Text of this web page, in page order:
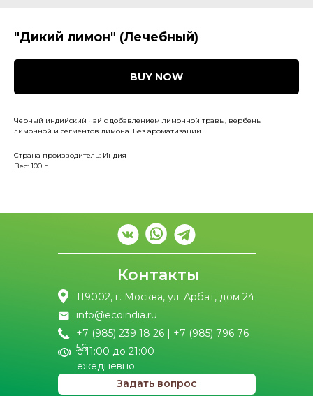
"Дикий лимон" (Лечебный)
BUY NOW
Черный индийский чай с добавлением лимонной травы, вербены
лимонной и сегментов лимона. Без ароматизации.
Страна производитель: Индия
Вес: 100 г
Контакты
119002, г. Москва, ул. Арбат, дом 24
info@ecoindia.ru
Задать вопрос
с 11:00 до 21:00
ежедневно
+7 (985) 239 18 26 | +7 (985) 796 76
56